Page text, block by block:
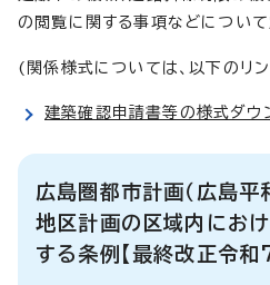
の閲覧に関する事項などについて
(関係様式については、以下のリ
建築確認申請書等の様式ダウ
広島圏都市計画（広島平
地区計画の区域内にお
する条例【最終改正令